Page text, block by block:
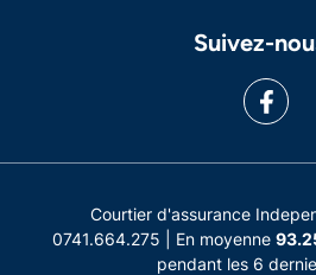
Suivez-
Courtier d'assurance
0741.664.275 | En moyenne
pendant les 6